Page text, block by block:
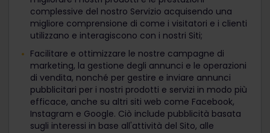
complessive del nostro Servizio acquisendo una
migliore comprensione di come i visitatori e i clienti
utilizzano e interagiscono con i nostri Siti;
Facilitare e ottimizzare le nostre campagne di
marketing, la gestione degli annunci e le operazioni
di vendita, nonché per gestire e inviare annunci
pubblicitari per i nostri prodotti e servizi in modo più
efficace, anche su altri siti web come Facebook,
Instagram e Google. Ciò include pubblicità basata
sugli interessi in base all'attività del Sito, alle